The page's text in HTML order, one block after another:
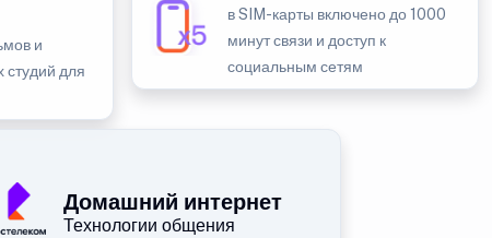
и
студий для
в SIM-карты включено до 1000
минут связи и доступ к
социальным сетям
Домашний интернет
Технологии общения